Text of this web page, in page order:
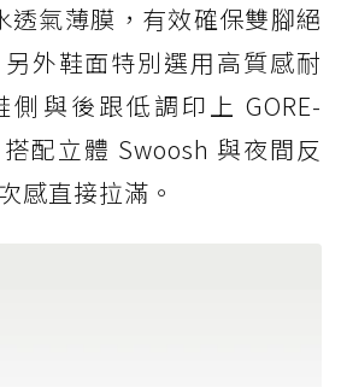
透氣薄膜，有效確保雙腳絕
外鞋面特別選用高質感耐
與後跟低調印上 GORE-
配立體 Swoosh 與夜間反
感直接拉滿。